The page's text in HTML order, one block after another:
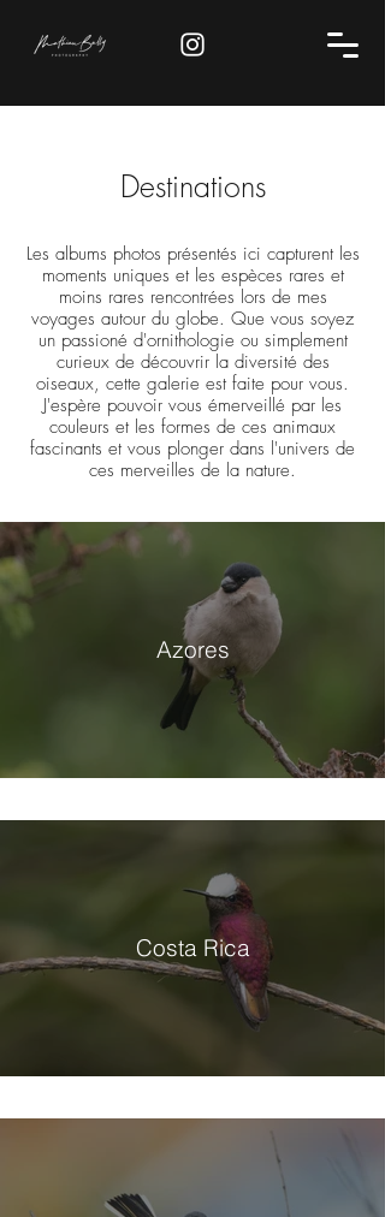
Destinations
Les albums photos présentés ici capturent les
moments uniques et les espèces rares et
moins rares rencontrées lors de mes
voyages autour du globe. Que vous soyez
un passioné d'ornithologie ou simplement
curieux de découvrir la diversité des
oiseaux, cette galerie est faite pour vous.
J'espère pouvoir vous émerveillé par les
couleurs et les formes de ces animaux
fascinants et vous plonger dans l'univers de
ces merveilles de la nature.
Azores
Costa Rica